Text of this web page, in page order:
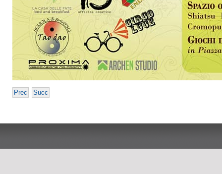
Prec Succ